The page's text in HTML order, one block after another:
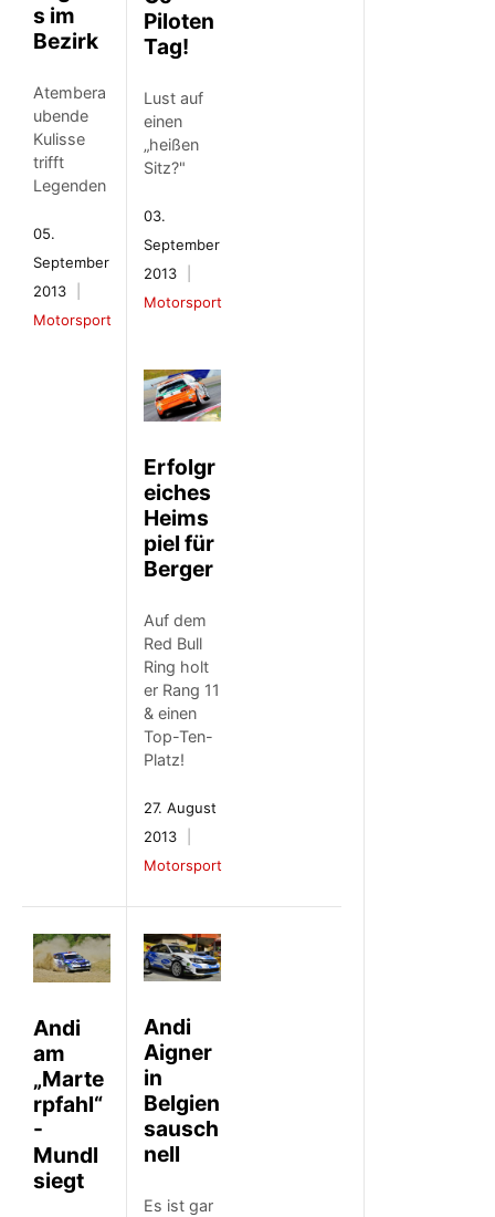
s im
Bezirk
Atembera
ubende
Kulisse
trifft
Legenden
05.
September
2013
Motorsport
Piloten
Tag!
Lust auf
einen
„heißen
Sitz?"
03.
September
2013
Motorsport
Erfolgr
eiches
Heims
piel für
Berger
Auf dem
Red Bull
Ring holt
er Rang 11
& einen
Top-Ten-
Platz!
27. August
2013
Motorsport
Andi
am
„Marte
rpfahl“
-
Mundl
siegt
Andi
Aigner
in
Belgien
sausch
nell
Es ist gar